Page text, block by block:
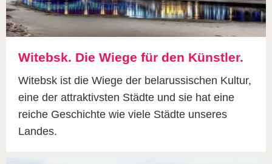
Witebsk. Die Wiege für den Künstler.
Witebsk ist die Wiege der belarussischen Kultur,
eine der attraktivsten Städte und sie hat eine
reiche Geschichte wie viele Städte unseres
Landes.